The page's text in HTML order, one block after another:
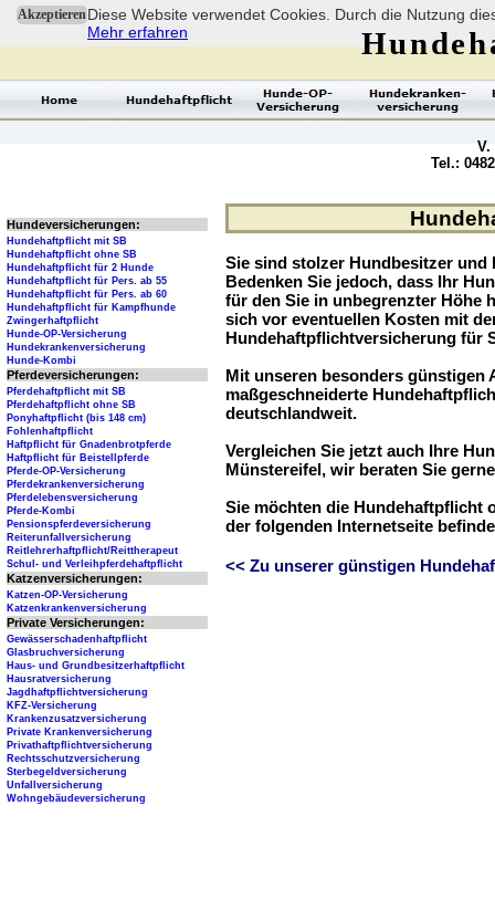
AkzeptierenDiese Website verwendet Cookies. Durch die Nutzung
Mehr erfahren
Sie sind stolzer Hundbesitzer und
Bedenken Sie jedoch, dass Ihr
für den Sie in unbegrenzter Höhe
sich vor eventuellen Kosten mit
Hundehaftpflichtversicherung für
Mit unseren besonders günstigen
maßgeschneiderte
deutschlandweit.
Vergleichen Sie jetzt auch Ihre
Münstereifel, wir beraten Sie
Sie möchten die Hundehaftpflicht
der folgenden Internetseite
<< Zu unserer günstigen
V.
Tel.:
Hundeversicherungen:
Hundehaftpflicht mit SB
Hundehaftpflicht ohne SB
Hundehaftpflicht für 2 Hunde
Hundehaftpflicht für Pers. ab 55
Hundehaftpflicht für Pers. ab 60
Hundehaftpflicht für Kampfhunde
Zwingerhaftpflicht
Hunde-OP-Versicherung
Hundekrankenversicherung
Hunde-Kombi
Pferdeversicherungen:
Pferdehaftpflicht mit SB
Pferdehaftpflicht ohne SB
Ponyhaftpflicht (bis 148 cm)
Fohlenhaftpflicht
Haftpflicht für Gnadenbrotpferde
Haftpflicht für Beistellpferde
Pferde-OP-Versicherung
Pferdekrankenversicherung
Pferdelebensversicherung
Pferde-Kombi
Pensionspferdeversicherung
Reiterunfallversicherung
Reitlehrerhaftpflicht/Reittherapeut
Schul- und Verleihpferdehaftpflicht
Katzenversicherungen:
Katzen-OP-Versicherung
Katzenkrankenversicherung
Private Versicherungen:
Gewässerschadenhaftpflicht
Glasbruchversicherung
Haus- und Grundbesitzerhaftpflicht
Hausratversicherung
Jagdhaftpflichtversicherung
KFZ-Versicherung
Krankenzusatzversicherung
Private Krankenversicherung
Privathaftpflichtversicherung
Rechtsschutzversicherung
Sterbegeldversicherung
Unfallversicherung
Wohngebäudeversicherung